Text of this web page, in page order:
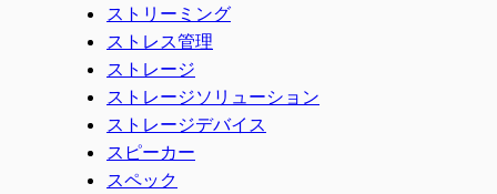
ストリーミング
ストレス管理
ストレージ
ストレージソリューション
ストレージデバイス
スピーカー
スペック